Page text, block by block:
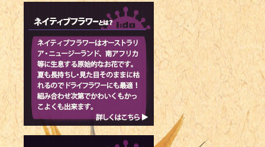
スケート選手
1980年 - 深
1980年 - 中
1980年 - ル
手
1981年 - 矢
ル
1981年 -